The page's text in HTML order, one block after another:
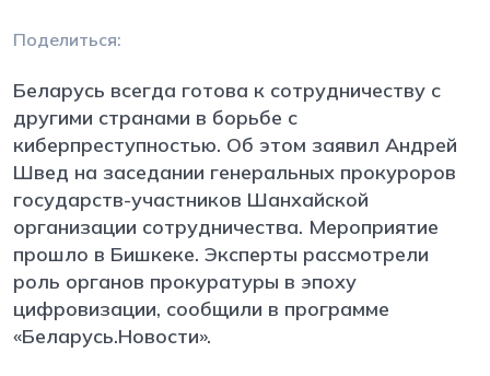
Поделиться:
Беларусь всегда готова к сотрудничеству с
другими странами в борьбе с
киберпреступностью. Об этом заявил Андрей
Швед на заседании генеральных прокуроров
государств-участников Шанхайской
организации сотрудничества. Мероприятие
прошло в Бишкеке. Эксперты рассмотрели
роль органов прокуратуры в эпоху
цифровизации, сообщили в программе
«Беларусь.Новости».